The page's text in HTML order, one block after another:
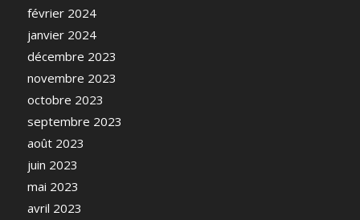
février 2024
janvier 2024
décembre 2023
novembre 2023
octobre 2023
septembre 2023
août 2023
juin 2023
mai 2023
avril 2023